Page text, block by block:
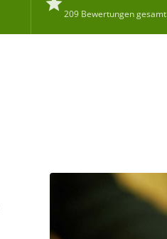
209 Bewertungen gesamt